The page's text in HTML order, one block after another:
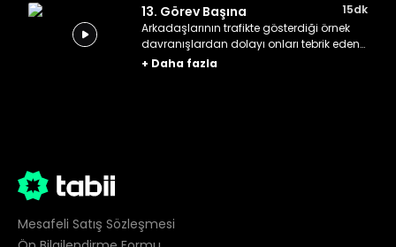
13. Görev Başına
15dk
Arkadaşlarının trafikte gösterdiği örnek
davranışlardan dolayı onları tebrik eden
Hayri, mahallede artık ona ihtiyaç
+ Daha fazla
Mesafeli Satış Sözleşmesi